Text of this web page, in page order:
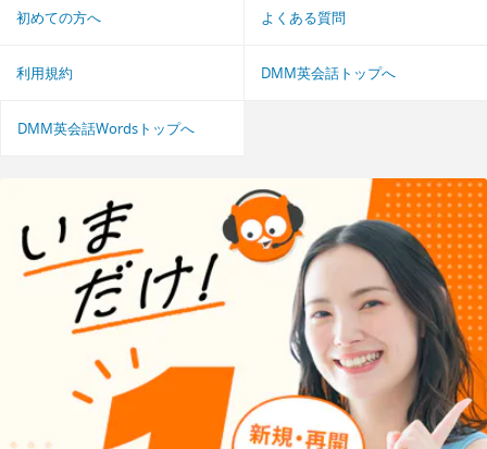
初めての方へ よくある質問
利用規約 DMM英会話トップへ
DMM英会話Wordsトップへ